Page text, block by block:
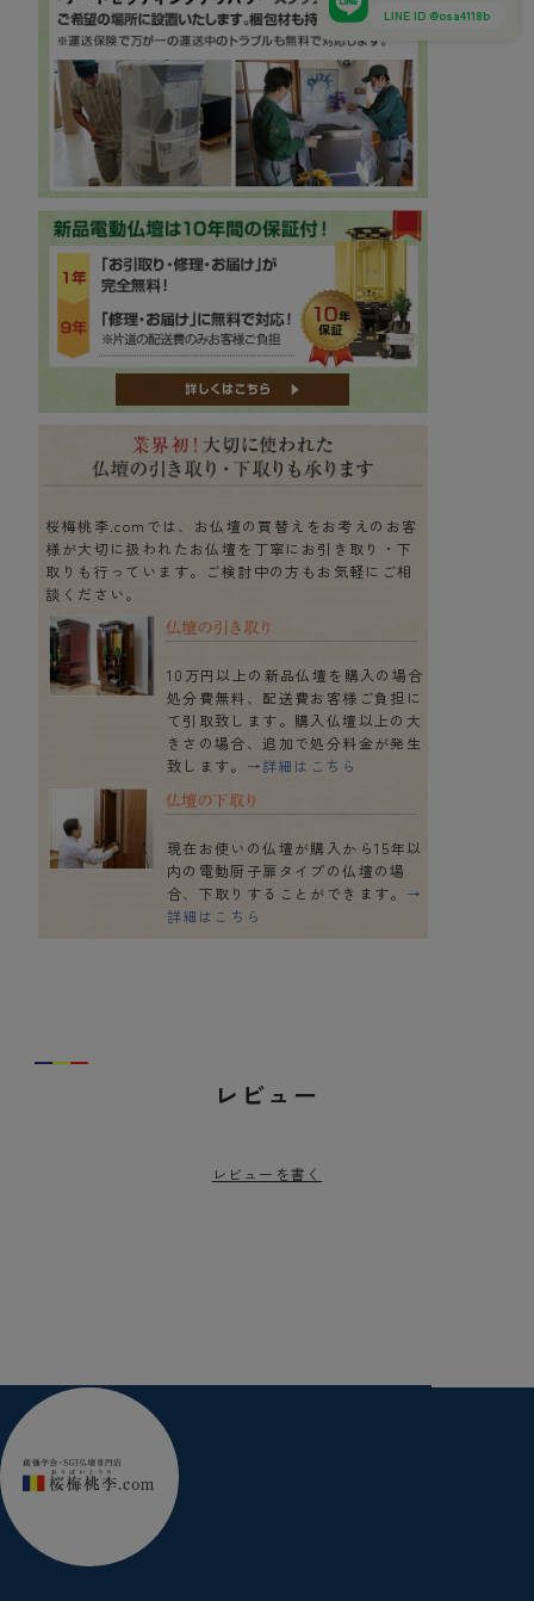
桜梅桃李.comでは、お仏壇の買替えをお考えのお客
様が大切に扱われたお仏壇を丁寧にお引き取り・下
取りも行っています。ご検討中の方もお気軽にご相
談ください。
10万円以上の新品仏壇を購入の場合
処分費無料、配送費お客様ご負担に
て引取致します。購入仏壇以上の大
きさの場合、追加で処分料金が発生
致します。 →詳細はこちら
現在お使いの仏壇が購入から15年以
内の電動厨子扉タイプの仏壇の場
合、下取りすることができます。 →
詳細はこちら
レビュー
レビューを書く
LINE ID @osa4118b